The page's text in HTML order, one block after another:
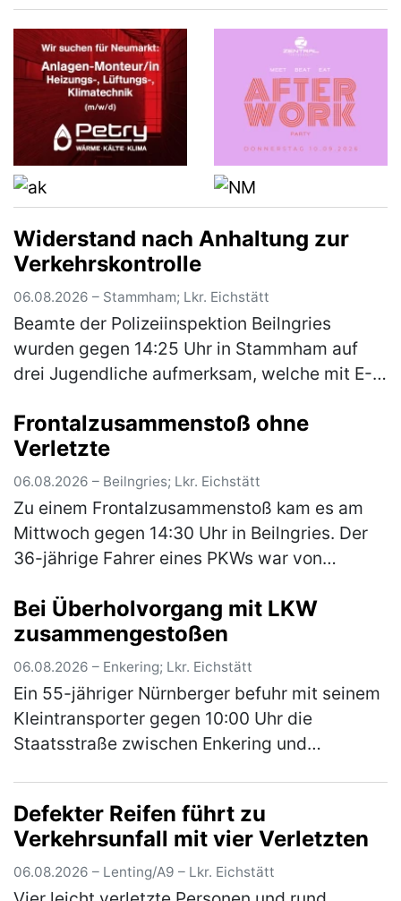
(mehr)
Widerstand nach Anhaltung zur
Verkehrskontrolle
06.08.2026 – Stammham; Lkr. Eichstätt
Beamte der Polizeiinspektion Beilngries
wurden gegen 14:25 Uhr in Stammham auf
drei Jugendliche aufmerksam, welche mit E-
fuhren mit einer deutlich höheren Gesch…
(mehr)
Frontalzusammenstoß ohne
Verletzte
06.08.2026 – Beilngries; Lkr. Eichstätt
Zu einem Frontalzusammenstoß kam es am
Mittwoch gegen 14:30 Uhr in Beilngries. Der
36-jährige Fahrer eines PKWs war von
unterwegs als er aus bislang unbekannter…
(mehr)
Bei Überholvorgang mit LKW
zusammengestoßen
06.08.2026 – Enkering; Lkr. Eichstätt
Ein 55-jähriger Nürnberger befuhr mit seinem
Kleintransporter gegen 10:00 Uhr die
Staatsstraße zwischen Enkering und
Defekter Reifen führt zu
Verkehrsunfall mit vier Verletzten
06.08.2026 – Lenting/A9 – Lkr. Eichstätt